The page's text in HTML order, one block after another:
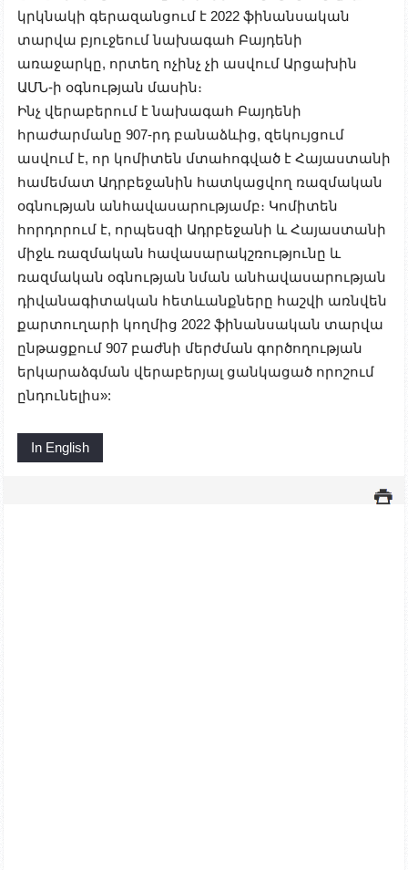
կրկնակի գերազանցում է 2022 ֆինանսական
տարվա բյուջեում նախագահ Բայդենի
առաջարկը, որտեղ ոչինչ չի ասվում Արցախին
ԱՄՆ-ի օգնության մասին։
Ինչ վերաբերում է նախագահ Բայդենի
հրաժարմանը 907-րդ բանաձևից, զեկույցում
ասվում է, որ կոմիտեն մտահոգված է Հայաստանի
համեմատ Ադրբեջանին հատկացվող ռազմական
օգնության անհավասարությամբ։ Կոմիտեն
հորդորում է, որպեսզի Ադրբեջանի և Հայաստանի
միջև ռազմական հավասարակշռությունը և
ռազմական օգնության նման անհավասարության
դիվանագիտական հետևանքները հաշվի առնվեն
քարտուղարի կողմից 2022 ֆինանսական տարվա
ընթացքում 907 բաժնի մերժման գործողության
երկարաձգման վերաբերյալ ցանկացած որոշում
ընդունելիս»:
In English